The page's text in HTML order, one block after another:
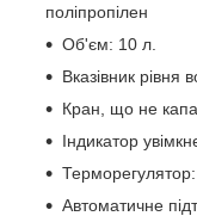
поліпропілен
Об'єм: 10 л.
Вказівник рівня
Кран, що не
Індикатор
Автоматичне